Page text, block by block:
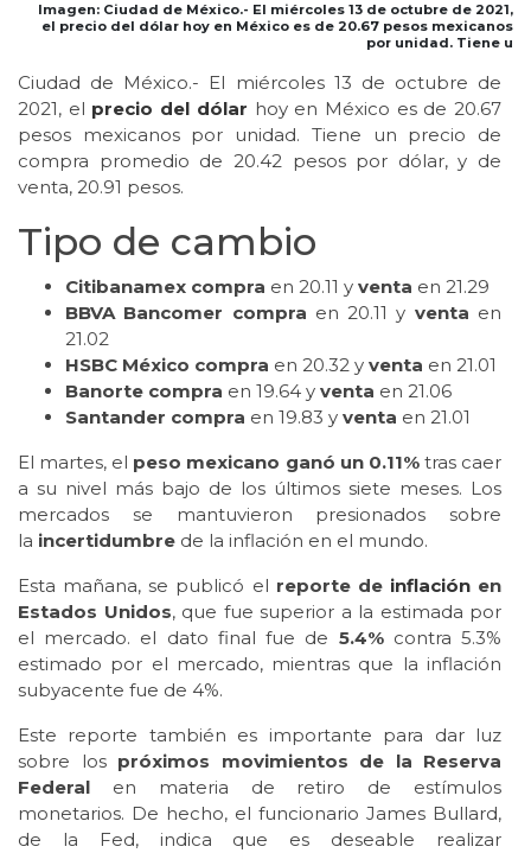
Imagen: Ciudad de México.- El miércoles 13 de octubre de 2021,
el precio del dólar hoy en México es de 20.67 pesos mexicanos
por unidad. Tiene u
Ciudad de México.- El miércoles 13 de octubre de
2021, el precio del dólar hoy en México es de 20.67
pesos mexicanos por unidad. Tiene un precio de
compra promedio de 20.42 pesos por dólar, y de
venta, 20.91 pesos.
Tipo de cambio
Citibanamex compra en 20.11 y venta en 21.29
BBVA Bancomer compra en 20.11 y venta en
21.02
HSBC México compra en 20.32 y venta en 21.01
Banorte compra en 19.64 y venta en 21.06
Santander compra en 19.83 y venta en 21.01
El martes, el peso mexicano ganó un 0.11%tras caer
a su nivel más bajo de los últimos siete meses. Los
mercados se mantuvieron presionados sobre
la incertidumbre de la inflación en el mundo.
Esta mañana, se publicó el reporte de inflaciónen
Estados Unidos, que fue superior a la estimada por
el mercado. el dato final fue de 5.4%contra 5.3%
estimado por el mercado, mientras que la inflación
subyacente fue de 4%.
Este reporte también es importante para dar luz
sobre los próximos movimientos de la Reserva
Federal en materia de retiro de estímulos
monetarios. De hecho, el funcionario James Bullard,
de la Fed, indica que es deseable realizar